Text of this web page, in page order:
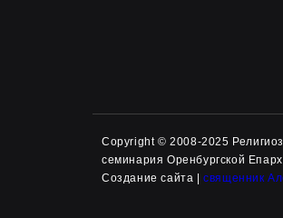
Copyright © 2008-2025
семинария Оренбургской
Создание сайта |священник